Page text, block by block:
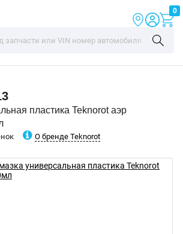
0
пластика Teknorot аэр
О бренде Teknorot